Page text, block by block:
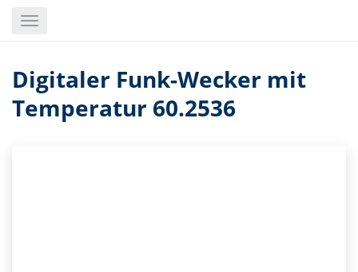
Toggle
Digitaler Funk-Wecker mit
Temperatur 60.2536